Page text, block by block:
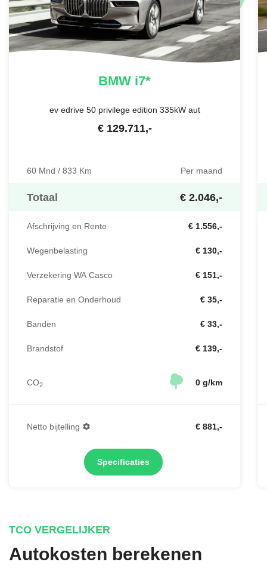
BMW i7*
ev edrive 50 privilege edition 335kW aut
€ 129.711,-
60 Mnd / 833 Km Per maand
Totaal € 2.046,-
Afschrijving en Rente € 1.556,-
Wegenbelasting € 130,-
Verzekering WA Casco € 151,-
Reparatie en Onderhoud € 35,-
Banden € 33,-
Brandstof € 139,-
CO2 0 g/km
Netto bijtelling € 881,-
Specificaties
TCO VERGELIJKER
Autokosten berekenen